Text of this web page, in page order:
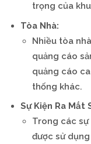
trọng của
Tòa Nhà:
Nhiều tòa
quảng cáo
quảng cáo
thống khác.
Sự Kiện Ra Mắt
Trong các sự
được sử